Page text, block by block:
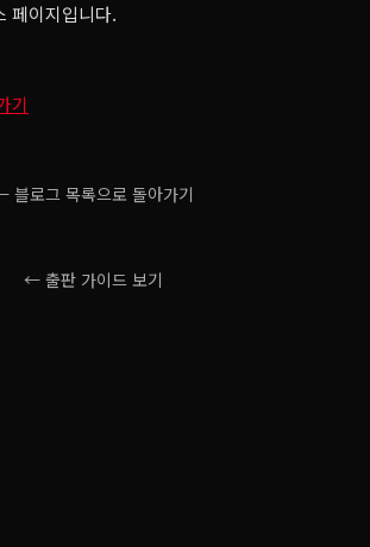
페이지입니다.
기
블로그 목록으로 돌아가기
← 출판 가이드 보기